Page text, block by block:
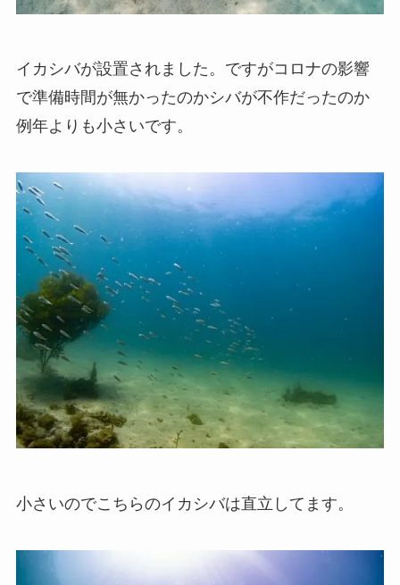
イカシバが設置されました。ですがコロナの影響
で準備時間が無かったのかシバが不作だったのか
例年よりも小さいです。
小さいのでこちらのイカシバは直立してます。